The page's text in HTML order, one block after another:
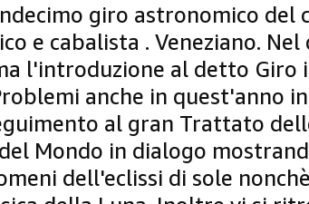
giro astronomico del
e cabalista . Veneziano. Nel
l'introduzione al detto Giro
anche in quest'anno
al gran Trattato
Mondo in dialogo
dell'eclissi di sole